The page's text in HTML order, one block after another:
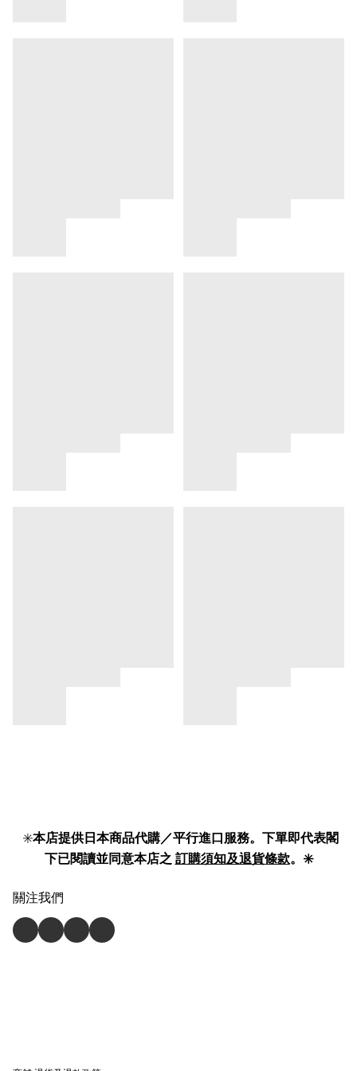
✳️本店提供日本商品代購／平行進口服務。下單即代表閣
下已閱讀並同意本店之 訂購須知及退貨條款。✳️
關注我們